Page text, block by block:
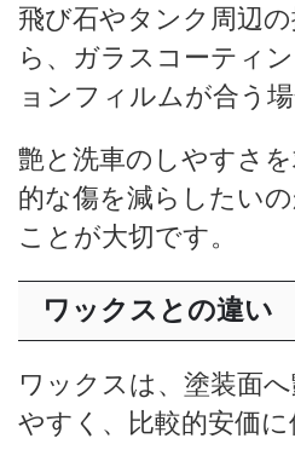
飛び石やタンク周辺
ら、ガラスコーティ
ョンフィルムが合う
艶と洗車のしやすさ
的な傷を減らしたい
ことが大切です。
ワックスとの違い
ワックスは、塗装面
やすく、比較的安価に